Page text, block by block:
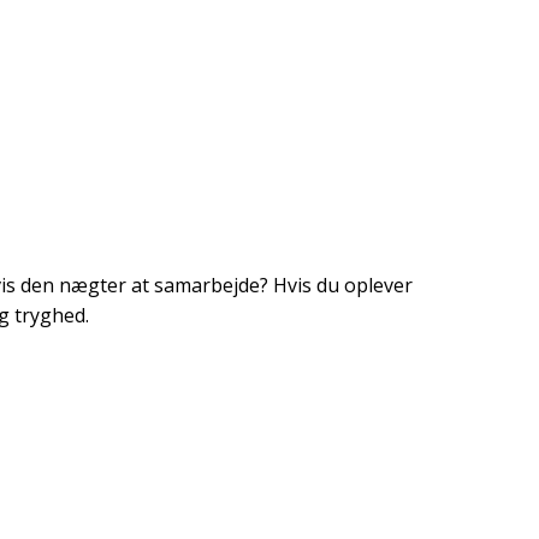
den nægter at samarbejde? Hvis du oplever
tryghed.